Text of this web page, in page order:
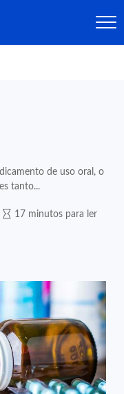
de uso oral, o
tanto...
17 minutos para ler